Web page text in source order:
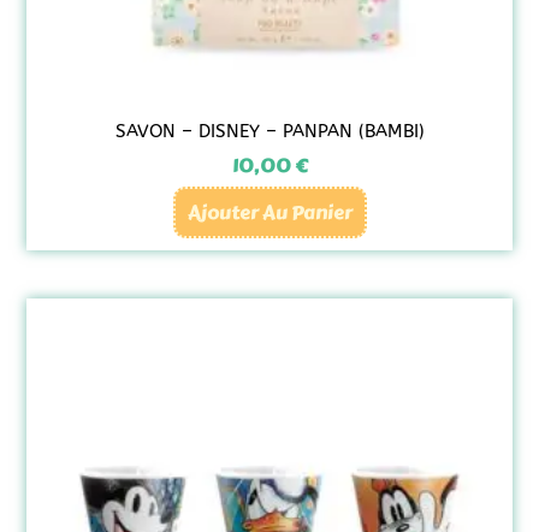
SAVON – DISNEY – PANPAN (BAMBI)
10,00€
Ajouter Au Panier